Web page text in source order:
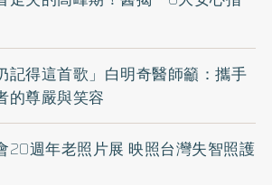
記得這首歌」白明奇醫師籲：攜手
的尊嚴與笑容
20週年老照片展 映照台灣失智照護